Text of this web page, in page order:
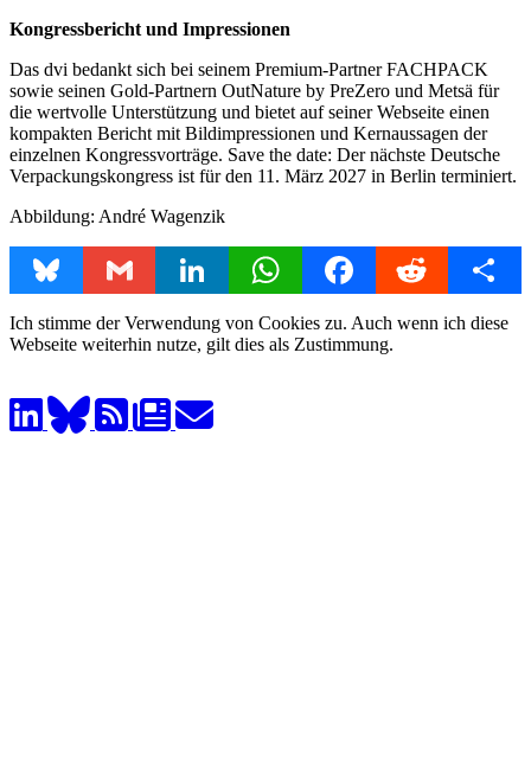
Kongressbericht und Impressionen
Das dvi bedankt sich bei seinem Premium-Partner FACHPACK
sowie seinen Gold-Partnern OutNature by PreZero und Metsä für
die wertvolle Unterstützung und bietet auf seiner Webseite einen
kompakten Bericht mit Bildimpressionen und Kernaussagen der
einzelnen Kongressvorträge. Save the date: Der nächste Deutsche
Verpackungskongress ist für den 11. März 2027 in Berlin terminiert.
Abbildung: André Wagenzik
Bluesky Gmail LinkedIn WhatsAppFacebookReddit Share
Ich stimme der Verwendung von Cookies zu. Auch wenn ich diese
Webseite weiterhin nutze, gilt dies als Zustimmung.